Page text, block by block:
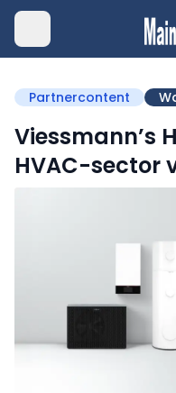
Partnercontent
Viessmann’s
HVAC-sector